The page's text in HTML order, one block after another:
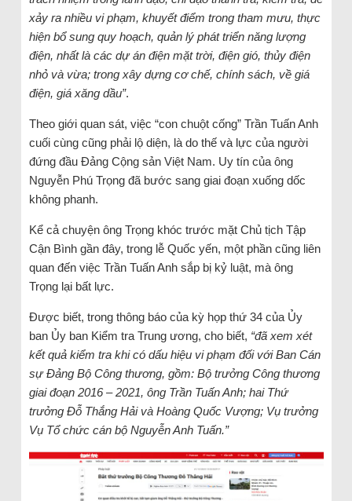
xảy ra nhiều vi phạm, khuyết điểm trong tham mưu, thực
hiện bổ sung quy hoạch, quản lý phát triển năng lượng
điện, nhất là các dự án điện mặt trời, điện gió, thủy điện
nhỏ và vừa; trong xây dựng cơ chế, chính sách, về giá
điện, giá xăng dầu”.
Theo giới quan sát, việc “con chuột cống” Trần Tuấn Anh
cuối cùng cũng phải lộ diện, là do thế và lực của người
đứng đầu Đảng Cộng sản Việt Nam. Uy tín của ông
Nguyễn Phú Trọng đã bước sang giai đoạn xuống dốc
không phanh.
Kể cả chuyện ông Trọng khóc trước mặt Chủ tịch Tập
Cận Bình gần đây, trong lễ Quốc yến, một phần cũng liên
quan đến việc Trần Tuấn Anh sắp bị kỷ luật, mà ông
Trọng lại bất lực.
Được biết, trong thông báo của kỳ họp thứ 34 của Ủy
ban Ủy ban Kiểm tra Trung ương, cho biết, “đã xem xét
kết quả kiểm tra khi có dấu hiệu vi phạm đối với Ban Cán
sự Đảng Bộ Công thương, gồm: Bộ trưởng Công thương
giai đoạn 2016 – 2021, ông Trần Tuấn Anh; hai Thứ
trưởng Đỗ Thắng Hải và Hoàng Quốc Vượng; Vụ trưởng
Vụ Tổ chức cán bộ Nguyễn Anh Tuấn.”